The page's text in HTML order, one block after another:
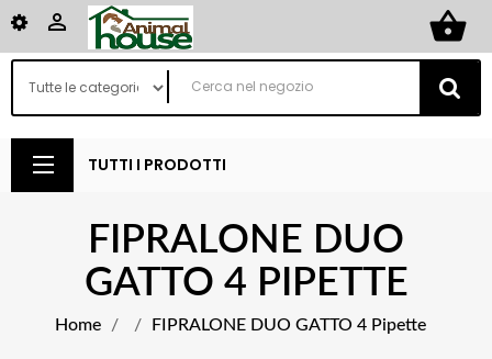
shopping_basket

TUTTI I PRODOTTI
FIPRALONE DUO
GATTO 4 PIPETTE
Home FIPRALONE DUO GATTO 4 Pipette